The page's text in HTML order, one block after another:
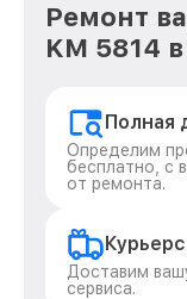
Ремонт
KM 5814
Полная
Определим
бесплатно, с
от ремонта.
Доставим
сервиса.